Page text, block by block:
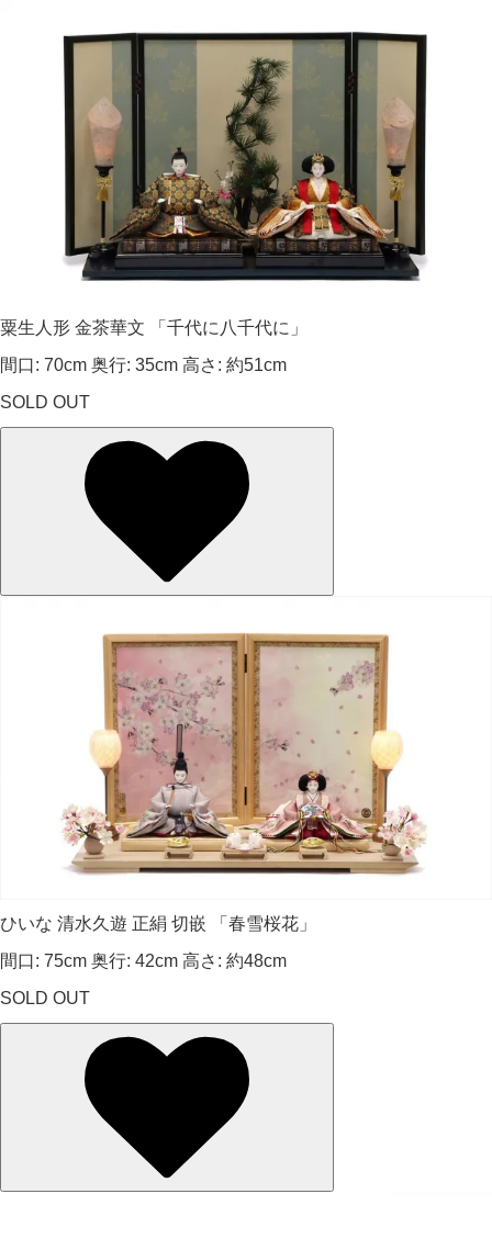
粟生人形 金茶華文 「千代に八千代に」
間口: 70cm 奥行: 35cm 高さ: 約51cm
SOLD OUT
ひいな 清水久遊 正絹 切嵌 「春雪桜花」
間口: 75cm 奥行: 42cm 高さ: 約48cm
SOLD OUT